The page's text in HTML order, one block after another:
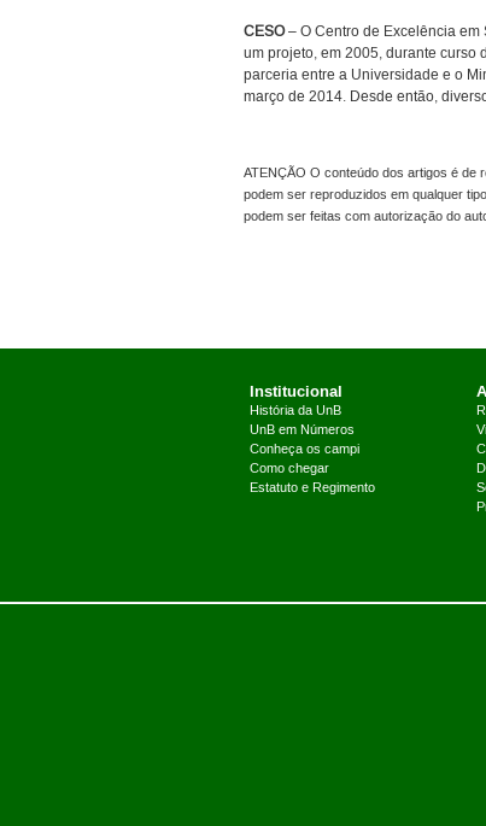
CESO– O Centro de Excelência em
um projeto, em 2005, durante curso
parceria entre a Universidade e o
março de 2014. Desde então,
ATENÇÃO O conteúdo dos artigos é
podem ser reproduzidos em qualquer
podem ser feitas com autorização do
Institucional
História da UnB
UnB em Números
Conheça os campi
Como chegar
Estatuto e Regimento